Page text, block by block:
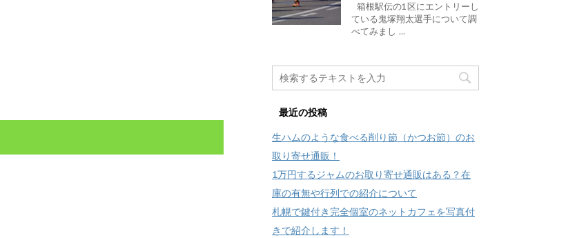
箱根駅伝の1区にエントリーし
ている鬼塚翔太選手について調
べてみまし ...
最近の投稿
生ハムのような食べる削り節（かつお節）のお
取り寄せ通販！
1万円するジャムのお取り寄せ通販はある？在
庫の有無や行列での紹介について
札幌で鍵付き完全個室のネットカフェを写真付
きで紹介します！